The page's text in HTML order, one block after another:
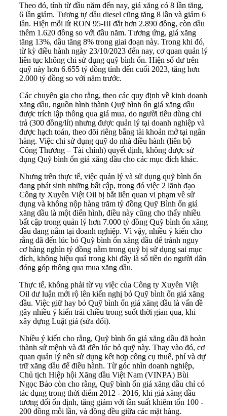
Theo đó, tính từ đầu năm đến nay, giá xăng có 8 lần tăng,
6 lần giảm. Tương tự dầu diesel cũng tăng 8 lần và giảm 6
lần. Hiện mỗi lít RON 95-III đắt hơn 2.890 đồng, còn dầu
thêm 1.620 đồng so với đầu năm. Tương ứng, giá xăng
tăng 13%, dầu tăng 8% trong giai đoạn này. Trong khi đó,
từ kỳ điều hành ngày 23/10/2023 đến nay, cơ quan quản lý
liên tục không chi sử dụng quỹ bình ổn. Hiện số dư trên
quỹ này hơn 6.655 tỷ đồng tính đến cuối 2023, tăng hơn
2.000 tỷ đồng so với năm trước.
Các chuyên gia cho rằng, theo các quy định về kinh doanh
xăng dầu, nguồn hình thành Quỹ bình ổn giá xăng dầu
được trích lập thông qua giá mua, do người tiêu dùng chi
trả (300 đồng/lít) nhưng được quản lý tại doanh nghiệp và
được hạch toán, theo dõi riêng bằng tài khoản mở tại ngân
hàng. Việc chi sử dụng quỹ do nhà điều hành (liên bộ
Công Thương – Tài chính) quyết định, không được sử
dụng Quỹ bình ổn giá xăng dầu cho các mục đích khác.
Nhưng trên thực tế, việc quản lý và sử dụng quỹ bình ổn
đang phát sinh những bất cập, trong đó việc 2 lãnh đạo
Công ty Xuyên Việt Oil bị bắt liên quan vi phạm về sử
dụng và không nộp hàng trăm tỷ đồng Quỹ Bình ổn giá
xăng dầu là một điển hình, điều này cũng cho thấy nhiều
bất cập trong quản lý hơn 7.000 tỷ đồng Quỹ bình ổn xăng
dầu đang nằm tại doanh nghiệp. Vì vậy, nhiều ý kiến cho
rằng đã đến lúc bỏ Quỹ bình ổn xăng dầu để tránh nguy
cơ hàng nghìn tỷ đồng nằm trong quỹ bị sử dụng sai mục
đích, không hiệu quả trong khi đây là số tiền do người dân
đóng góp thông qua mua xăng dầu.
Thực tế, không phải từ vụ việc của Công ty Xuyên Việt
Oil dư luận mới rộ lên kiến nghị bỏ Quỹ bình ổn giá xăng
dầu. Việc giữ hay bỏ Quỹ bình ổn giá xăng dầu là vấn đề
gây nhiều ý kiến trái chiều trong suốt thời gian qua, khi
xây dựng Luật giá (sửa đổi).
Nhiều ý kiến cho rằng, Quỹ bình ổn giá xăng dầu đã hoàn
thành sứ mệnh và đã đến lúc bỏ quỹ này. Thay vào đó, cơ
quan quản lý nên sử dụng kết hợp công cụ thuế, phí và dự
trữ xăng dầu để điều hành. Từ góc nhìn doanh nghiệp,
Chủ tịch Hiệp hội Xăng dầu Việt Nam (VINPA) Bùi
Ngọc Bảo còn cho rằng, Quỹ bình ổn giá xăng dầu chỉ có
tác dụng trong thời điểm 2012 - 2016, khi giá xăng dầu
tương đối ổn định, tăng giảm với tần suất khiêm tốn 100 -
200 đồng mỗi lần, và đồng đều giữa các mặt hàng.